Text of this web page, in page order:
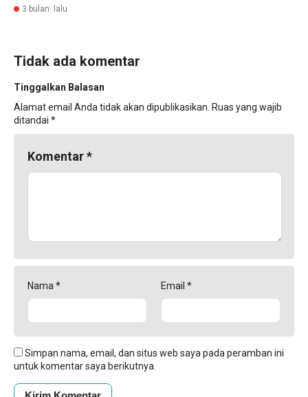
3 bulan lalu
Tidak ada komentar
Tinggalkan Balasan
Alamat email Anda tidak akan dipublikasikan. Ruas yang wajib
ditandai *
Komentar*
Nama * Email *
Simpan nama, email, dan situs web saya pada peramban ini
untuk komentar saya berikutnya.